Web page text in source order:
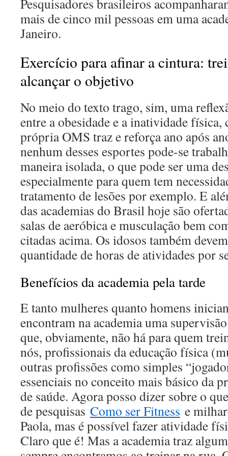
Pesquisadores brasileiros
mais de cinco mil pessoas em uma
Janeiro.
Exercício para afinar a cintura:
alcançar o objetivo
No meio do texto trago, sim, uma
entre a obesidade e a inatividade física,
própria OMS traz e reforça ano após
nenhum desses esportes pode-se
maneira isolada, o que pode ser uma
especialmente para quem tem
tratamento de lesões por exemplo. E
das academias do Brasil hoje são
salas de aeróbica e musculação bem
citadas acima. Os idosos também
quantidade de horas de atividades por
Benefícios da academia pela tarde
E tanto mulheres quanto homens
encontram na academia uma
que, obviamente, não há para quem
nós, profissionais da educação física
outras profissões como simples
essenciais no conceito mais básico da
de saúde. Agora posso dizer sobre o
de pesquisas Como ser Fitness e
Paola, mas é possível fazer atividade
Claro que é! Mas a academia traz